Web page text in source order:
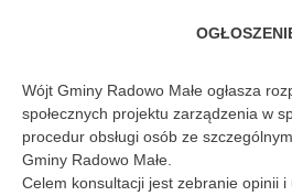
Wójt Gminy Radowo Małe ogłasza
społecznych projektu zarządzenia w
procedur obsługi osób ze
Gminy Radowo Małe.
Celem konsultacji jest zebranie opinii